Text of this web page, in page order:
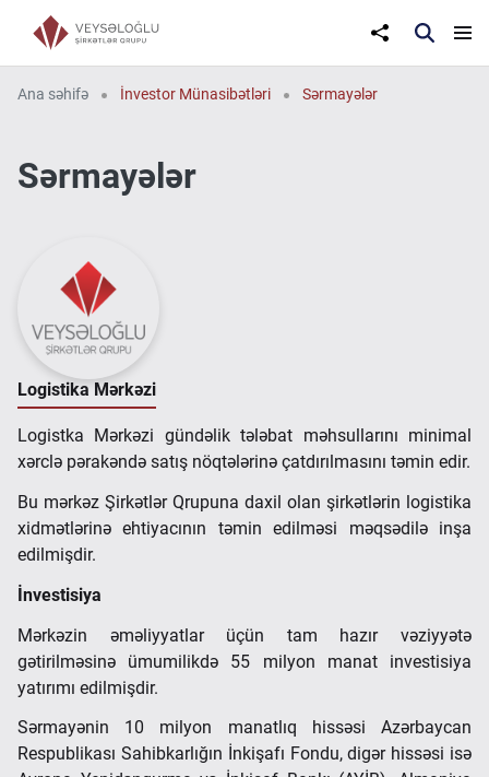
Ana səhifə İnvestor Münasibətləri Sərmayələr
Sərmayələr
Logistika Mərkəzi
Logistka Mərkəzi gündəlik tələbat məhsullarını minimal
xərclə pərakəndə satış nöqtələrinə çatdırılmasını təmin edir.
Bu mərkəz Şirkətlər Qrupuna daxil olan şirkətlərin logistika
xidmətlərinə ehtiyacının təmin edilməsi məqsədilə inşa
edilmişdir.
İnvestisiya
Mərkəzin əməliyyatlar üçün tam hazır vəziyyətə
gətirilməsinə ümumilikdə 55 milyon manat investisiya
yatırımı edilmişdir.
Sərmayənin 10 milyon manatlıq hissəsi Azərbaycan
Respublikası Sahibkarlığın İnkişafı Fondu, digər hissəsi isə